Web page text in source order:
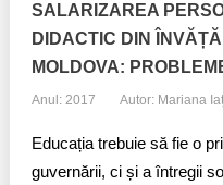
Cele mai bune și cele
Moldova
Democrația,
publice-cheie din
Achiziții publice
SALARIZAREA
DIDACTIC DIN
MOLDOVA:
Anul: 2017 Autor: Mariana
Educația trebuie să fie o
guvernării, ci și a întregii